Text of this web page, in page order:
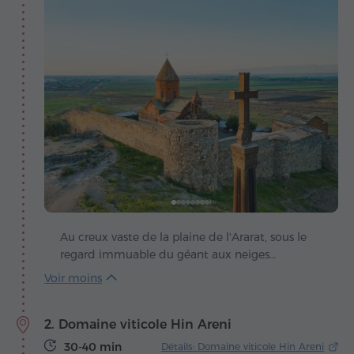
Au creux vaste de la plaine de l'Ararat, sous le
regard immuable du géant aux neiges
éternelles, s'élève Khor Virap – un sanctuaire où
silencieux enferma Grégoire l'Illuminateur,
condamné par le roi Tiridates III pour avoir osé
2. Domaine viticole Hin Areni
30-40 min Détails: Domaine viticole Hin Areni